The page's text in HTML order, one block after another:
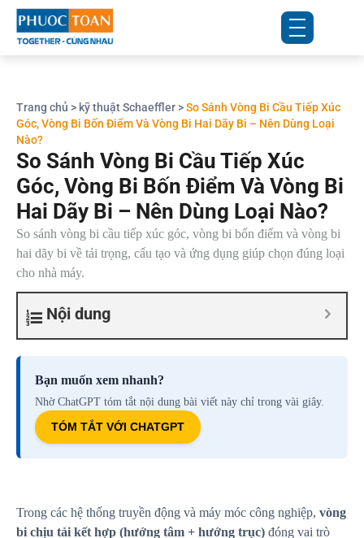
Trang chủ > kỹ thuật Schaeffler >So Sánh Vòng Bi Cầu Tiếp Xúc
Góc, Vòng Bi Bốn Điểm Và Vòng Bi Hai Dãy Bi – Nên Dùng Loại
Nào?
So Sánh Vòng Bi Cầu Tiếp Xúc
Góc, Vòng Bi Bốn Điểm Và Vòng Bi
Hai Dãy Bi – Nên Dùng Loại Nào?
So sánh vòng bi cầu tiếp xúc góc, vòng bi bốn điểm và vòng bi
hai dãy bi về tải trọng, cấu tạo và ứng dụng giúp chọn đúng loại
cho nhà máy.
Nội dung
Bạn muốn xem nhanh?
Nhờ ChatGPT tóm tắt nội dung bài viết này chỉ trong vài giây.
TÓM TẮT VỚI CHATGPT
Trong các hệ thống truyền động và máy móc công nghiệp, vòng
bi chịu tải kết hợp (hướng tâm + hướng trục) đóng vai trò